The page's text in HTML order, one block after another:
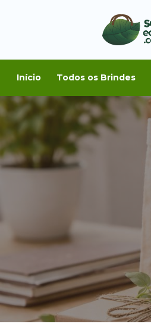
Início Todos os Brindes